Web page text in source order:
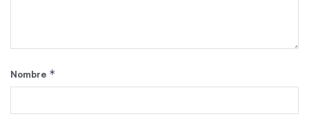
Nombre *